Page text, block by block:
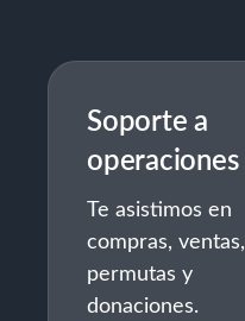
Soporte a
operaciones
Te asistimos en
compras, ventas,
permutas y
donaciones.